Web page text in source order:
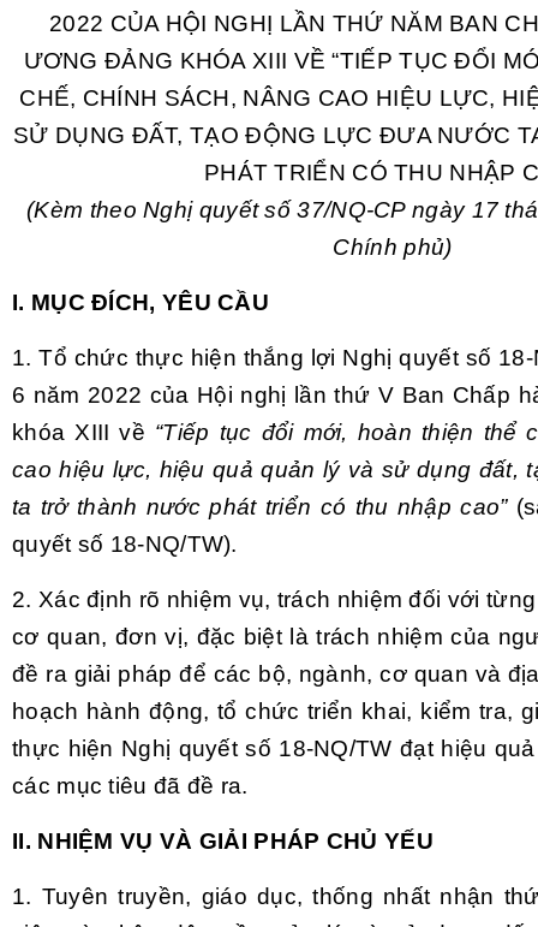
2022 CỦA HỘI NGHỊ LẦN THỨ NĂM BAN
ƯƠNG ĐẢNG KHÓA XIII VỀ “TIẾP TỤC ĐỔI
CHẾ, CHÍNH SÁCH, NÂNG CAO HIỆU LỰC,
SỬ DỤNG ĐẤT, TẠO ĐỘNG LỰC ĐƯA NƯỚC
PHÁT TRIỂN CÓ THU NHẬP
(Kèm theo Nghị quyết số 37/NQ-CP ngày 17
Chính phủ)
I. MỤC ĐÍCH, YÊU CẦU
1. Tổ chức thực hiện thắng lợi Nghị quyết số
6 năm 2022 của Hội nghị lần thứ V Ban Chấp
khóa XIII về “Tiếp tục đổi mới, hoàn thiện thể
cao hiệu lực, hiệu quả quản lý và sử dụng đất,
ta trở thành nước phát triển có thu nhập cao”
quyết số 18-NQ/TW).
2. Xác định rõ nhiệm vụ, trách nhiệm đối với
cơ quan, đơn vị, đặc biệt là trách nhiệm của
đề ra giải pháp để các bộ, ngành, cơ quan và
hoạch hành động, tổ chức triển khai, kiểm tra,
thực hiện Nghị quyết số 18-NQ/TW đạt hiệu
các mục tiêu đã đề ra.
II. NHIỆM VỤ VÀ GIẢI PHÁP CHỦ YẾU
1. Tuyên truyền, giáo dục, thống nhất nhận